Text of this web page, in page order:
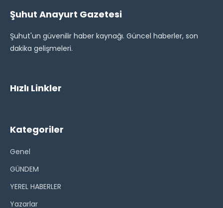
Şuhut Anayurt Gazetesi
Şuhut'un güvenilir haber kaynağı. Güncel haberler, son
dakika gelişmeleri.
Hızlı Linkler
Kategoriler
Genel
GÜNDEM
YEREL HABERLER
Yazarlar